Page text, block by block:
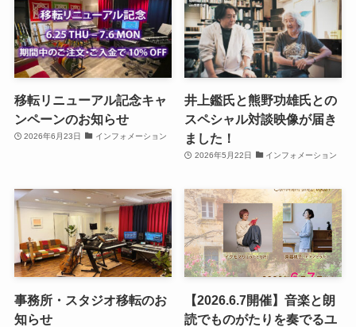
移転リニューアル記念キャ
ンペーンのお知らせ
2026年6月23日 インフォメーション
井上鑑氏と熊野功雄氏との
スペシャル対談映像が届き
ました！
2026年5月22日 インフォメーション
事務所・スタジオ移転のお
知らせ
【2026.6.7開催】音楽と朗
読でものがたりを奏でるユ